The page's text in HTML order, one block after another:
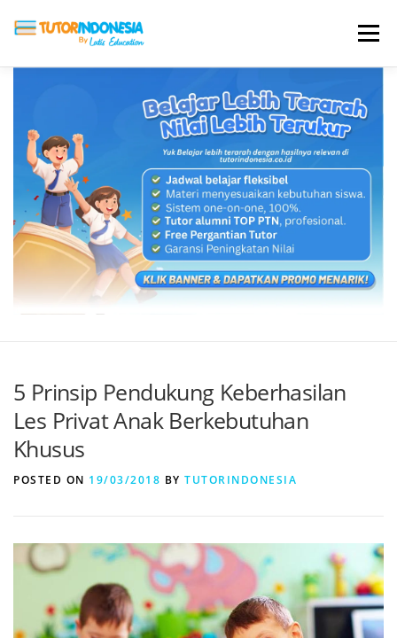
Menu
ABOUT US JADI PENGAJAR
BIAYA LES TESTIMONI PROFIL ALUMNI
BLOG DAFTAR SEKOLAH
5 Prinsip Pendukung Keberhasilan
Les Privat Anak Berkebutuhan
Khusus
POSTED ON 19/03/2018 BY TUTORINDONESIA